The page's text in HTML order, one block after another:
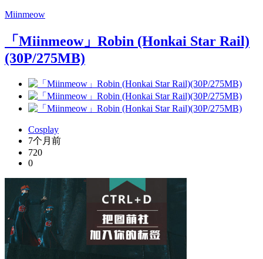
Miinmeow
「Miinmeow」Robin (Honkai Star Rail)
(30P/275MB)
Cosplay
7个月前
720
0